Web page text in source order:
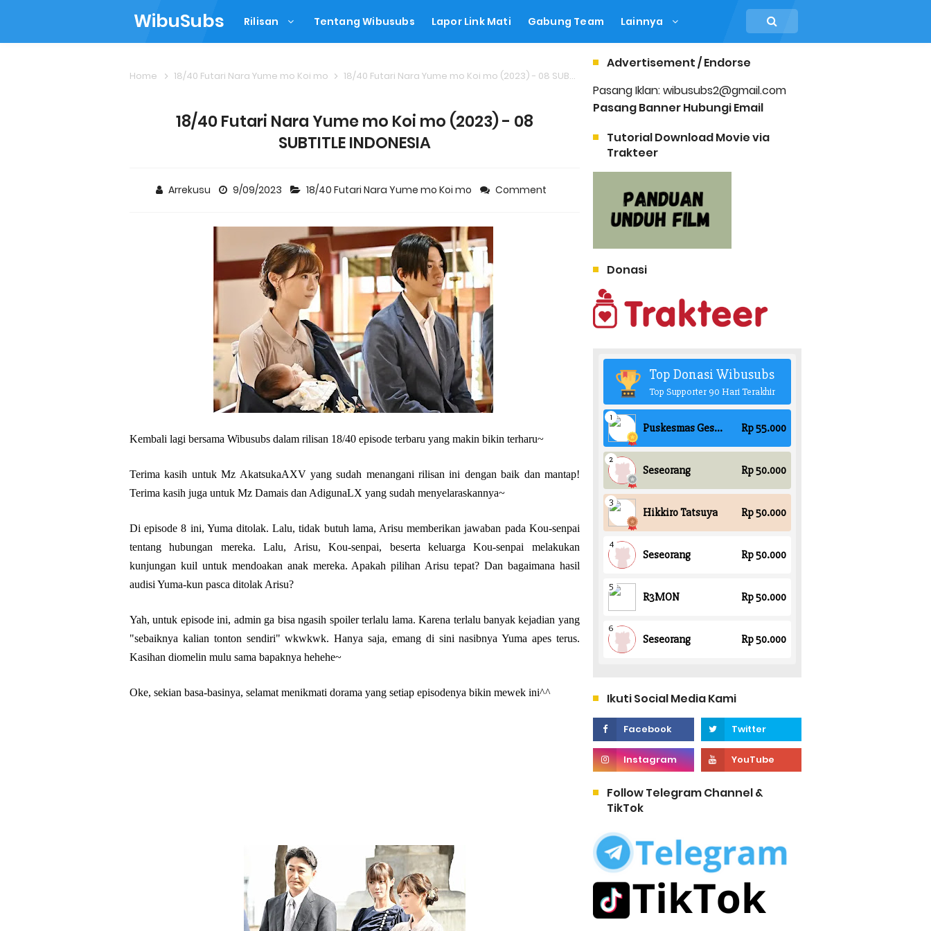
WibuSubs Rilisan Tentang Wibusubs Lapor Link Mati Gabung Team Lainnya
Home 18/40 Futari Nara Yume mo Koi mo 18/40 Futari Nara Yume mo Koi mo (2023) - 08 SUBTITLE INDONESIA
18/40 Futari Nara Yume mo Koi mo (2023) - 08
SUBTITLE INDONESIA
Arrekusu 9/09/2023 18/40 Futari Nara Yume mo Koi mo Comment
Kembali lagi bersama Wibusubs dalam rilisan 18/40 episode terbaru yang makin bikin terharu~
Terima kasih untuk Mz AkatsukaAXV yang sudah menangani rilisan ini dengan baik dan mantap!
Terima kasih juga untuk Mz Damais dan AdigunaLX yang sudah menyelaraskannya~
Di episode 8 ini, Yuma ditolak. Lalu, tidak butuh lama, Arisu memberikan jawaban pada Kou-senpai
tentang hubungan mereka. Lalu, Arisu, Kou-senpai, beserta keluarga Kou-senpai melakukan
kunjungan kuil untuk mendoakan anak mereka. Apakah pilihan Arisu tepat? Dan bagaimana hasil
audisi Yuma-kun pasca ditolak Arisu?
Yah, untuk episode ini, admin ga bisa ngasih spoiler terlalu lama. Karena terlalu banyak kejadian yang
"sebaiknya kalian tonton sendiri" wkwkwk. Hanya saja, emang di sini nasibnya Yuma apes terus.
Kasihan diomelin mulu sama bapaknya hehehe~
Oke, sekian basa-basinya, selamat menikmati dorama yang setiap episodenya bikin mewek ini^^
Advertisement / Endorse
Pasang Iklan: wibusubs2@gmail.com
Pasang Banner Hubungi Email
Tutorial Download Movie via
Trakteer
Donasi
Ikuti Social Media Kami
Follow Telegram Channel &
TikTok